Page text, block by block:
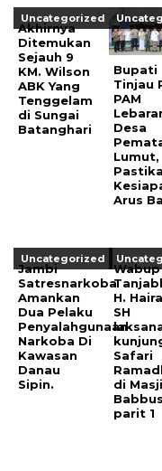
Uncategorized
Akhirnya
Ditemukan
Sejauh 9
KM. Wilson
ABK Yang
Tenggelam
di Sungai
Batanghari
Bupati
Tinjau
PAM
Desa
Lumut,
Arus
Uncategorized
Jambi
Satresnarkoba
Amankan
Dua Pelaku
Penyalahgunaan
Narkoba Di
Kawasan
Danau
Sipin.
Wabup
H.
SH
Safari
di
parit 1